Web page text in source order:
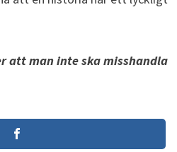
att man inte ska misshandla